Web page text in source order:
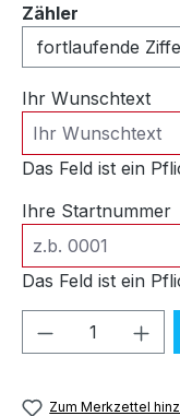
Zähler
Ihr Wunschtext
Das Feld ist ein
Ihre Startnummer
Das Feld ist ein
Produkt
Zum Merkzettel